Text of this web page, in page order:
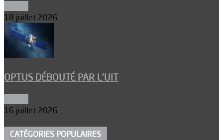
18 juillet 2026
OPTUS DÉBOUTÉ PAR L’UIT
16 juillet 2026
CATÉGORIES POPULAIRES